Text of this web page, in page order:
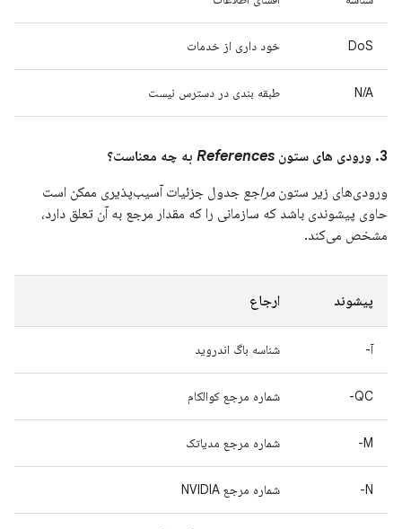
DoS خود داری از خدمات
N/A طبقه بندی در دسترس نیست
3. ورودی های ستون References به چه معناست؟
ورودی‌های زیر ستون مراجع جدول جزئیات آسیب‌پذیری ممکن است
حاوی پیشوندی باشد که سازمانی را که مقدار مرجع به آن تعلق دارد،
مشخص می‌کند.
پیشوند ارجاع
آ- شناسه باگ اندروید
QC- شماره مرجع کوالکام
M- شماره مرجع مدیاتک
N- شماره مرجع NVIDIA